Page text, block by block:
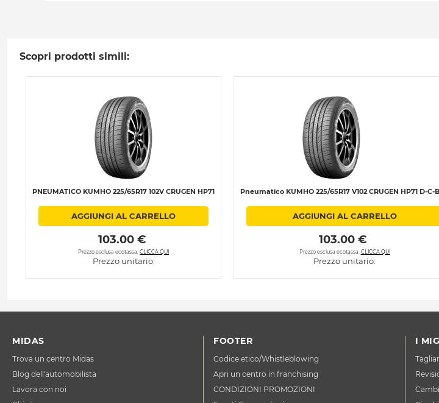
Scopri prodotti simili:
PNEUMATICO KUMHO 225/65R17 102V CRUGEN HP71
AGGIUNGI AL CARRELLO
103.00 €
Prezzo esclusa ecotassa. CLICCA QUI
Prezzo unitario:
Pneumatico KUMHO 225/65R17 V102 CRUGEN HP71 D-C-
AGGIUNGI AL CARRELLO
103.00 €
Prezzo esclusa ecotassa. CLICCA QUI
Prezzo unitario:
MIDAS
Trova un centro Midas
Blog dell'automobilista
Lavora con noi
FOOTER
Codice etico/Whistleblowing
Apri un centro in franchising
CONDIZIONI PROMOZIONI
I